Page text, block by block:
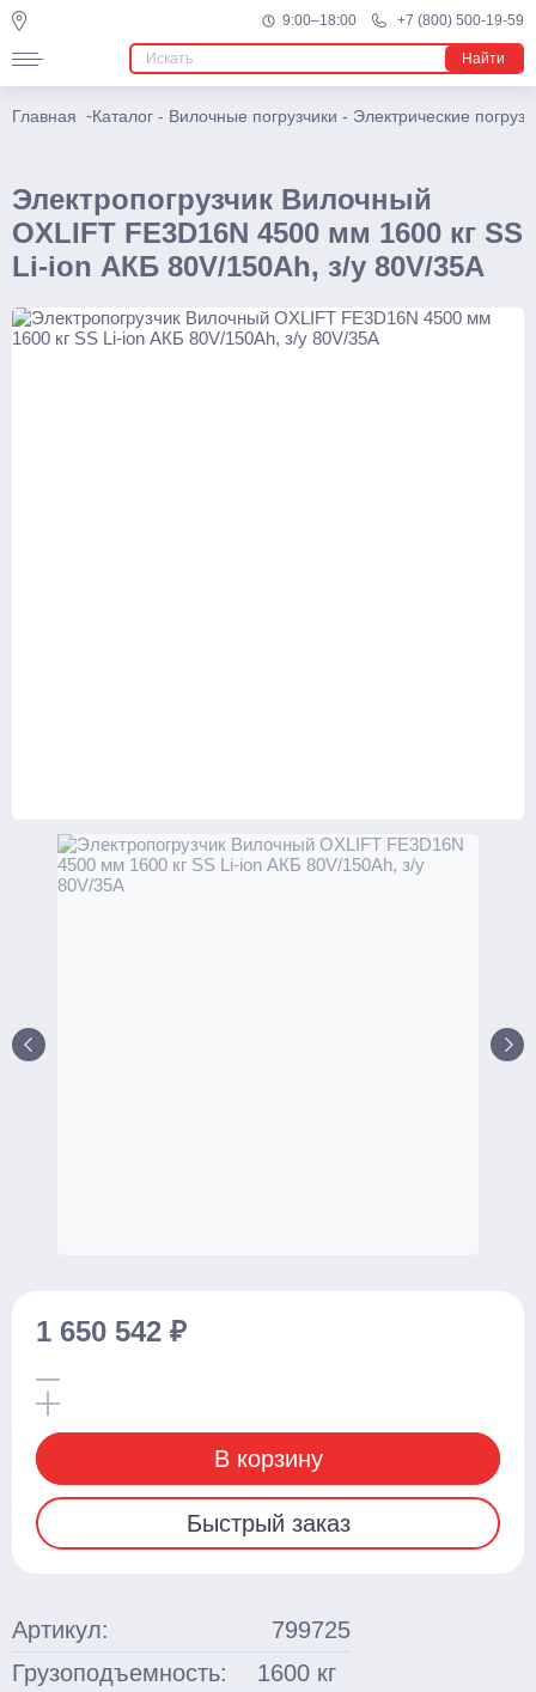
9:00–18:00 +7 (800) 500-19-59
Найти
Главная -Каталог - Вилочные погрузчики - Электрические
Электропогрузчик Вилочный
OXLIFT FE3D16N 4500 мм 1600 кг SS
Li-ion АКБ 80V/150Ah, з/у 80V/35A
Артикул:
799725
Грузоподъемность:
1600 кг
1 650 542 ₽
В корзину
Быстрый заказ
Узкопроходные штабелеры
Подъемники
Самоходные
Поводковые
Штабелеры
Ручные
С различной длиной и шириной вил
Для агрессивных сред
Гидравлические
Грузоподъемное оборудование
Тали ручные
Тельферы
Смотреть весь каталог